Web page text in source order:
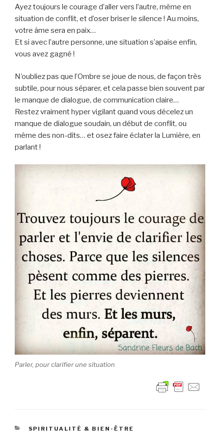
Ayez toujours le courage d’aller vers l’autre, même en
situation de conflit, et d’oser briser le silence ! Au moins,
votre âme sera en paix…
Et si avec l’autre personne, une situation s’apaise enfin,
vous avez gagné !
N’oubliez pas que l’Ombre se joue de nous, de façon très
subtile, pour nous séparer, et cela passe bien souvent par
le manque de dialogue, de communication claire…
Restez vraiment hyper vigilant quand vous décelez un
manque de dialogue soudain, un début de conflit, ou
même des non-dits… et osez faire éclater la Lumière, en
parlant !
Parler, pour clarifier une situation
CATÉGORIES
SPIRITUALITÉ & BIEN-ÊTRE